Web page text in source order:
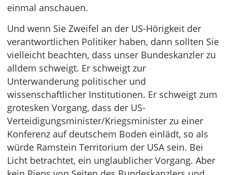
einmal anschauen.
Und wenn Sie Zweifel an der US-Hörigkeit der
verantwortlichen Politiker haben, dann sollten Sie
vielleicht beachten, dass unser Bundeskanzler zu
alldem schweigt. Er schweigt zur
Unterwanderung politischer und
wissenschaftlicher Institutionen. Er schweigt zum
grotesken Vorgang, dass der US-
Verteidigungsminister/Kriegsminister zu einer
Konferenz auf deutschem Boden einlädt, so als
würde Ramstein Territorium der USA sein. Bei
Licht betrachtet, ein unglaublicher Vorgang. Aber